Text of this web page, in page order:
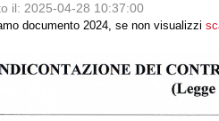
il: 2025-04-28 10:37:00
documento 2024, se non visualizzi